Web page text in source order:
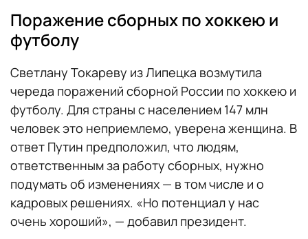
Поражение сборных по хоккею и
футболу
Светлану Токареву из Липецка возмутила
череда поражений сборной России по хоккею и
футболу. Для страны с населением 147 млн
человек это неприемлемо, уверена женщина. В
ответ Путин предположил, что людям,
ответственным за работу сборных, нужно
подумать об изменениях — в том числе и о
кадровых решениях. «Но потенциал у нас
очень хороший», — добавил президент.